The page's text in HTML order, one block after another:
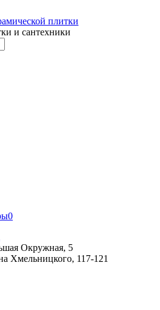
и сантехники
0
Окружная, 5
Хмельницкого, 117-121